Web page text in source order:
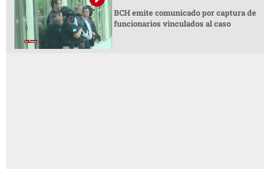
BCH emite comunicado por captura de
funcionarios vinculados al caso